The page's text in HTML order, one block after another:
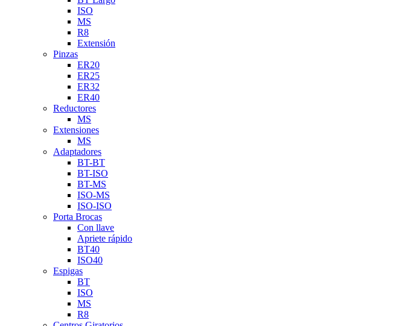
ISO
MS
R8
Extensión
Pinzas
ER20
ER25
ER32
ER40
Reductores
MS
Extensiones
MS
Adaptadores
BT-BT
BT-ISO
BT-MS
ISO-MS
ISO-ISO
Porta Brocas
Con llave
Apriete rápido
BT40
ISO40
Espigas
BT
ISO
MS
R8